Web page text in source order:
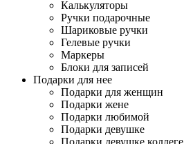
Калькуляторы
Ручки подарочные
Шариковые ручки
Гелевые ручки
Маркеры
Блоки для записей
Подарки для нее
Подарки для женщин
Подарки жене
Подарки любимой
Подарки девушке
Подарки девушке коллеге